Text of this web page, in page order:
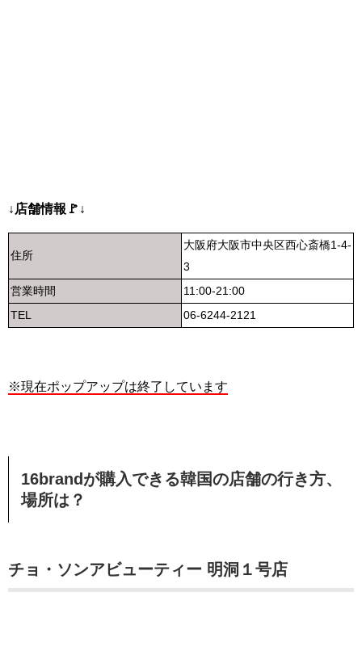
↓店舗情報🚩↓
住所
大阪府大阪市中央区西心斎橋1-4-
3
営業時間
11:00-21:00
TEL
06-6244-2121
※現在ポップアップは終了しています
16brandが購入できる韓国の店舗の行き方、
場所は？
チョ・ソンアビューティー 明洞１号店